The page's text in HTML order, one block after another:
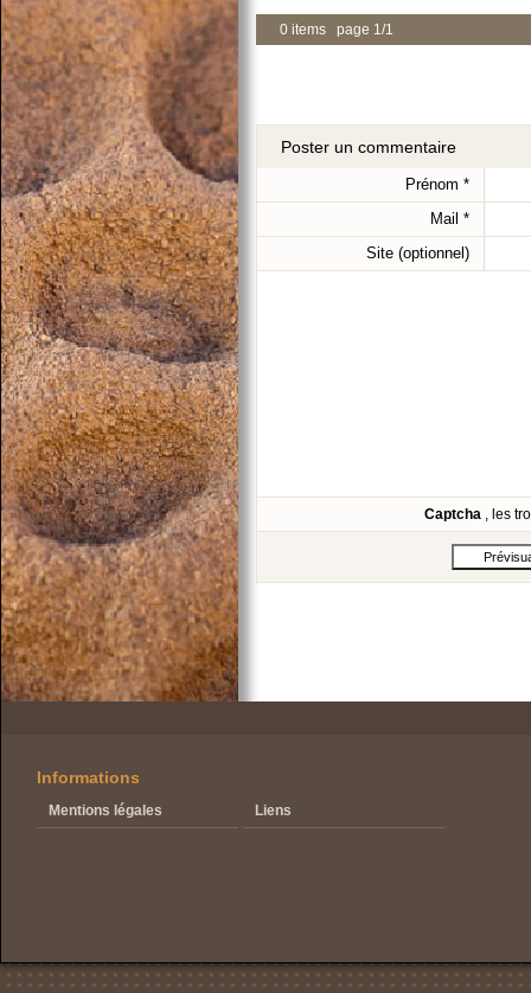
0 items page 1/1
Poster un commentaire
Prénom *
Mail *
Site (optionnel)
Captcha , les
Informations
Mentions légales Liens